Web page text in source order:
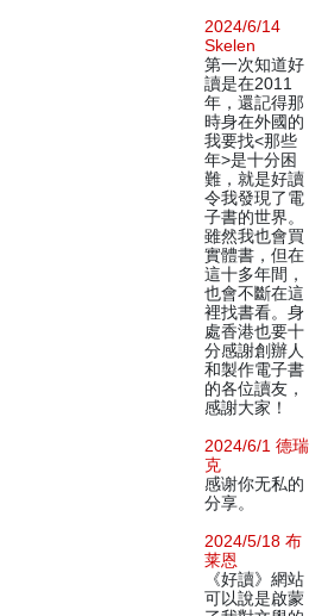
2024/6/14
Skelen
第一次知道好
讀是在2011
年，還記得那
時身在外國的
我要找<那些
年>是十分困
難，就是好讀
令我發現了電
子書的世界。
雖然我也會買
實體書，但在
這十多年間，
也會不斷在這
裡找書看。身
處香港也要十
分感謝創辦人
和製作電子書
的各位讀友，
感謝大家！
2024/6/1 德瑞
克
感谢你无私的
分享。
2024/5/18 布
莱恩
《好讀》網站
可以說是啟蒙